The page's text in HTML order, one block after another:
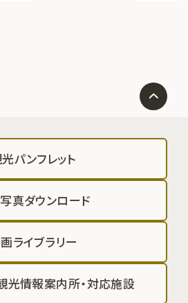
パンフレット
真ダウンロード
ライブラリー
光情報案内所・対応施設